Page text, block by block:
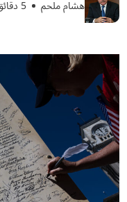
هشام ملحم 5 دقائق قراءة